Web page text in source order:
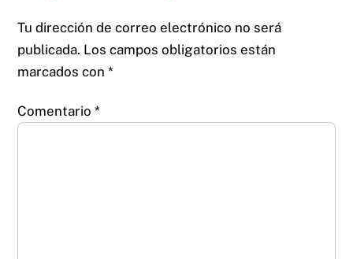
Tu dirección de correo electrónico no será
publicada. Los campos obligatorios están
marcados con*
Comentario*